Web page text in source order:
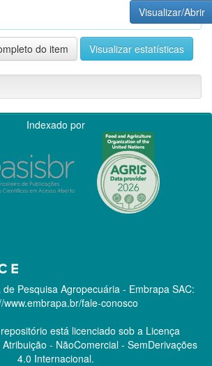
Visualizar/Abrir
do item Visualizar estatísticas
Indexado por
Pesquisa Agropecuária - Embrapa SAC:
www.embrapa.br/fale-conosco
está licenciado sob a Licença
Atribuição - NãoComercial - SemDerivações
4.0 Internacional.